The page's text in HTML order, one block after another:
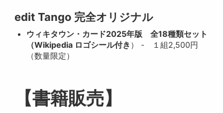
edit Tango 完全オリジナル
ウィキタウン・カード2025年版 全18種類セット
（Wikipedia ロゴシール付き ） - １組2,500円
（数量限定）
【書籍販売】